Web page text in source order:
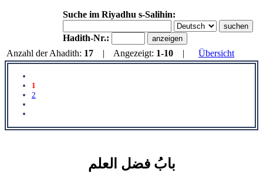
Suche im Riyadhu s-Salihin:
Hadith-Nr.:
Anzahl der Ahadith: 17 | Angezeigt: 1-10 | Übersicht
1
2
بابُ فضل العلم